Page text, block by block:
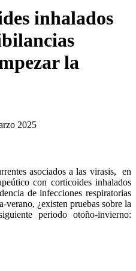
inhalados
la
2025
asociados a las virasis, en
con corticoides inhalados
de infecciones respiratorias
verano, ¿existen pruebas sobre la
periodo otoño-invierno: